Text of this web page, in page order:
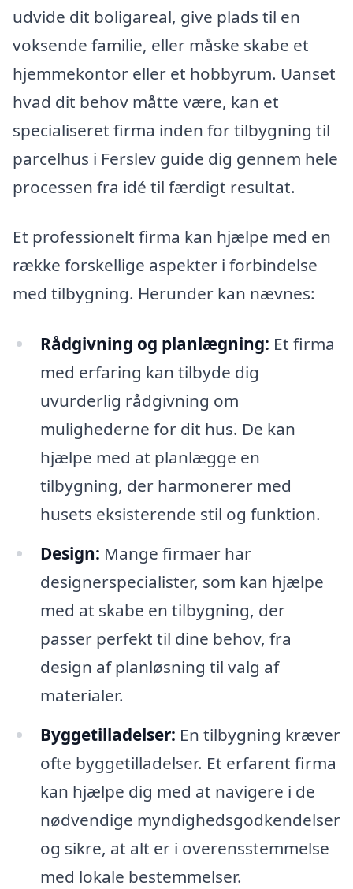
udvide dit boligareal, give plads til en
voksende familie, eller måske skabe et
hjemmekontor eller et hobbyrum. Uanset
hvad dit behov måtte være, kan et
specialiseret firma inden for tilbygning til
parcelhus i Ferslev guide dig gennem hele
processen fra idé til færdigt resultat.
Et professionelt firma kan hjælpe med en
række forskellige aspekter i forbindelse
med tilbygning. Herunder kan nævnes:
Rådgivning og planlægning: Et firma
med erfaring kan tilbyde dig
uvurderlig rådgivning om
mulighederne for dit hus. De kan
hjælpe med at planlægge en
tilbygning, der harmonerer med
husets eksisterende stil og funktion.
Design: Mange firmaer har
designerspecialister, som kan hjælpe
med at skabe en tilbygning, der
passer perfekt til dine behov, fra
design af planløsning til valg af
materialer.
Byggetilladelser: En tilbygning kræver
ofte byggetilladelser. Et erfarent firma
kan hjælpe dig med at navigere i de
nødvendige myndighedsgodkendelser
og sikre, at alt er i overensstemmelse
med lokale bestemmelser.